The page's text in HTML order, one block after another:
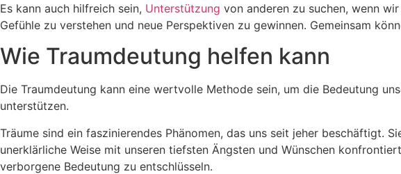
Es kann auch hilfreich sein, Unterstützung von anderen zu suchen, wenn
Gefühle zu verstehen und neue Perspektiven zu gewinnen. Gemeinsam
Wie Traumdeutung helfen kann
Die Traumdeutung kann eine wertvolle Methode sein, um die Bedeutung
unterstützen.
Träume sind ein faszinierendes Phänomen, das uns seit jeher beschäftigt.
unerklärliche Weise mit unseren tiefsten Ängsten und Wünschen
verborgene Bedeutung zu entschlüsseln.